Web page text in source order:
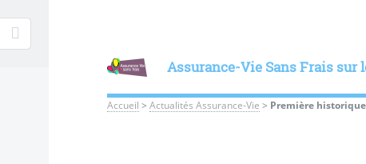
Assurance-Vie Sans Frais sur
Accueil >Actualités Assurance-Vie > Première